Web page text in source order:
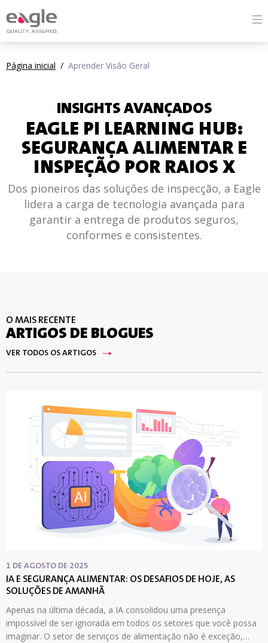
Página inicial / Aprender Visão Geral
INSIGHTS AVANÇADOS
EAGLE PI LEARNING HUB:
SEGURANÇA ALIMENTAR E
INSPEÇÃO POR RAIOS X
Dos pioneiros das soluções de inspecção, a Eagle
lidera a carga de tecnologia avançada para
garantir a entrega de produtos seguros,
conformes e consistentes.
O MAIS RECENTE
ARTIGOS DE BLOGUES
VER TODOS OS ARTIGOS
1 DE AGOSTO DE 2025
IA E SEGURANÇA ALIMENTAR: OS DESAFIOS DE HOJE, AS
SOLUÇÕES DE AMANHÃ
Apenas na última década, a IA consolidou uma presença
impossível de ser ignorada em todos os setores que você possa
imaginar. O setor de serviços de alimentação não é exceção,…